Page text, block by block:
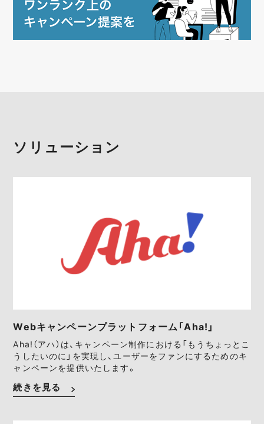
ソリューション
Webキャンペーンプラットフォーム「Aha!」
Aha!（アハ）は、キャンペーン制作における「もうちょっとこ
うしたいのに」を実現し、ユーザーをファンにするためのキ
ャンペーンを提供いたします。
続きを見る